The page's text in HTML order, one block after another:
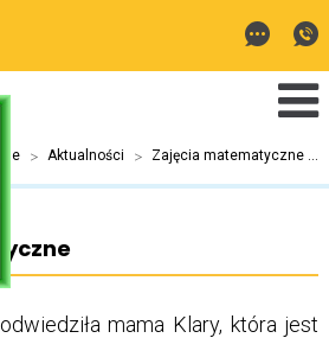
> Aktualności > Zajęcia matematyczne ...
mama Klary, która jest